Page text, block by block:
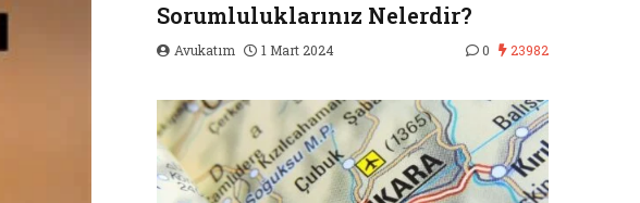
Sorumluluklarınız Nelerdir?
Avukatım 1 Mart 2024 0 23982